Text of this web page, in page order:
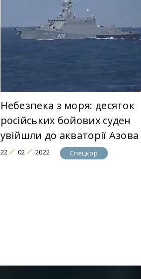
Небезпека з моря: десяток
російських бойових суден
увійшли до акваторії Азова
22 02 2022 Спецкор